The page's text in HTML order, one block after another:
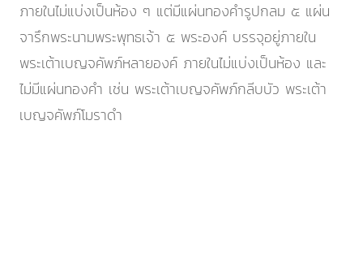
ภายในไม่แบ่งเป็นห้อง ๆ แต่มีแผ่นทองคำรูปกลม ๕ แผ่น
จารึกพระนามพระพุทธเจ้า ๕ พระองค์ บรรจุอยู่ภายใน
พระเต้าเบญจคัพภ์หลายองค์ ภายในไม่แบ่งเป็นห้อง และ
ไม่มีแผ่นทองคำ เช่น พระเต้าเบญจคัพภ์กลีบบัว พระเต้า
เบญจคัพภ์โมราดำ